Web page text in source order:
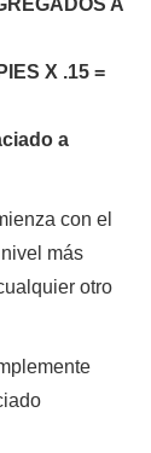
X .15 =
a
con el
más
otro